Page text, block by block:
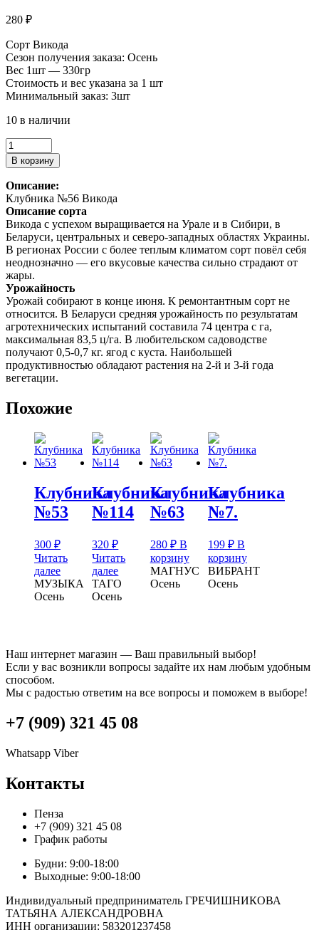
280 ₽
Сорт Викода
Сезон получения заказа: Осень
Вес 1шт — 330гр
Стоимость и вес указана за 1 шт
Минимальный заказ: 3шт
10 в наличии
Количество
товара
Клубника
№56
В корзину
Описание:
Клубника №56 Викода
Описание сорта
Викода с успехом выращивается на Урале и в Сибири, в
Беларуси, центральных и северо-западных областях Украины.
В регионах России с более теплым климатом сорт повёл себя
неоднозначно — его вкусовые качества сильно страдают от
жары.
Урожайность
Урожай собирают в конце июня. К ремонтантным сорт не
относится. В Беларуси средняя урожайность по результатам
агротехнических испытаний составила 74 центра с га,
максимальная 83,5 ц/га. В любительском садоводстве
получают 0,5-0,7 кг. ягод с куста. Наибольшей
продуктивностью обладают растения на 2-й и 3-й года
вегетации.
Похожие
Клубника
№53
300 ₽
Читать
далее
МУЗЫКА
Осень
Клубника
№114
320₽
Читать
далее
ТАГО
Осень
Клубника
№63
280 ₽ В
корзину
МАГНУС
Осень
Клубника
№7.
199 ₽ В
корзину
ВИБРАНТ
Осень
Наш интернет магазин — Ваш правильный выбор!
Если у вас возникли вопросы задайте их нам любым удобным
способом.
Мы с радостью ответим на все вопросы и поможем в выборе!
+7 (909) 321 45 08
Whatsapp Viber
Контакты
Пенза
+7 (909) 321 45 08
График работы
Будни: 9:00-18:00
Выходные: 9:00-18:00
Индивидуальный предприниматель ГРЕЧИШНИКОВА
ТАТЬЯНА АЛЕКСАНДРОВНА
ИНН организации: 583201237458